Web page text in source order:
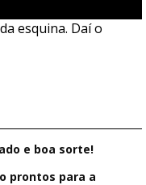
esquina. Daí o
e boa sorte!
prontos para a